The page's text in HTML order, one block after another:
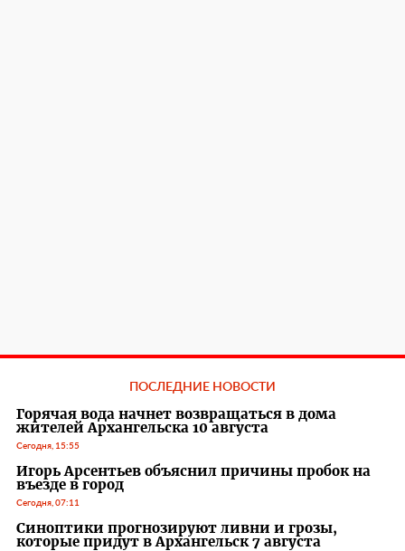
ПОСЛЕДНИЕ НОВОСТИ
Горячая вода начнет возвращаться в дома
жителей Архангельска 10 августа
Сегодня, 15:55
Игорь Арсентьев объяснил причины пробок на
въезде в город
Сегодня, 07:11
Синоптики прогнозируют ливни и грозы,
которые придут в Архангельск 7 августа